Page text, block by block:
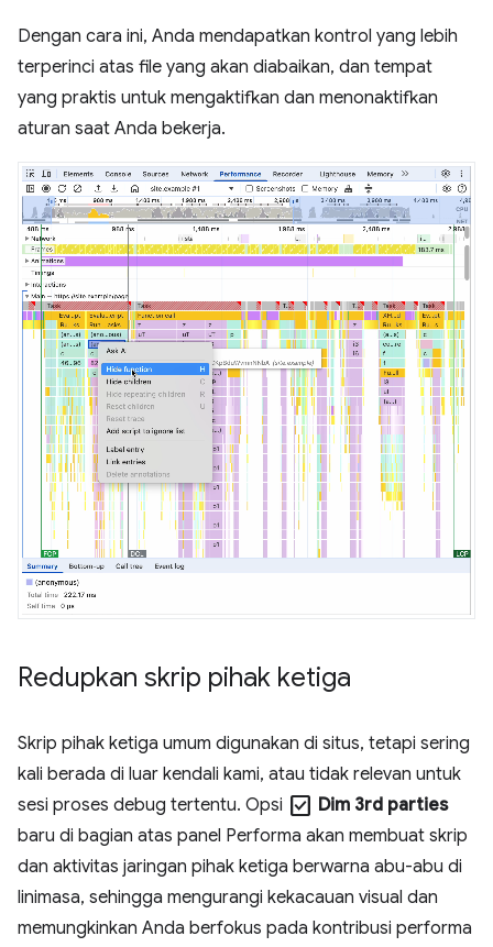
Dengan cara ini, Anda mendapatkan kontrol yang lebih
terperinci atas file yang akan diabaikan, dan tempat
yang praktis untuk mengaktifkan dan menonaktifkan
aturan saat Anda bekerja.
Redupkan skrip pihak ketiga
Skrip pihak ketiga umum digunakan di situs, tetapi sering
kali berada di luar kendali kami, atau tidak relevan untuk
sesi proses debug tertentu. Opsi check_box Dim 3rd parties
baru di bagian atas panel Performa akan membuat skrip
dan aktivitas jaringan pihak ketiga berwarna abu-abu di
linimasa, sehingga mengurangi kekacauan visual dan
memungkinkan Anda berfokus pada kontribusi performa